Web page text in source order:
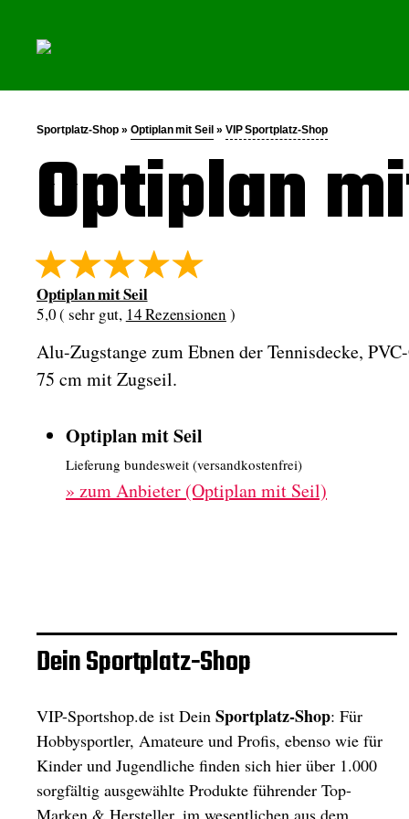
Sportplatz-Shop » Optiplan mit Seil » VIP Sportplatz-Shop
Optiplan
Optiplan mit Seil
5,0 ( sehr gut, 14 Rezensionen )
Alu-Zugstange zum Ebnen der Tennisdecke,
75 cm mit Zugseil.
Optiplan mit Seil
Lieferung bundesweit (versandkostenfrei)
» zum Anbieter (Optiplan mit Seil)
Dein Sportplatz-Shop
VIP-Sportshop.de ist Dein Sportplatz-Shop: Für
Hobbysportler, Amateure und Profis, ebenso wie für
Kinder und Jugendliche finden sich hier über 1.000
sorgfältig ausgewählte Produkte führender Top-
Marken & Hersteller, im wesentlichen aus dem